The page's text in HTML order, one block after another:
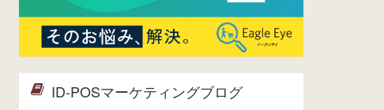
2015/04/20
ウレコンサイトリリースしました。
ID-POSマーケティングブログ